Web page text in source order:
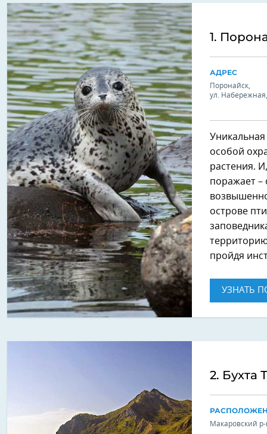
1.
АДРЕС
Поронайск,
ул.
особой
растения.
поражает –
острове
пройдя
УЗНАТЬ
2. Бухта
Макаровский